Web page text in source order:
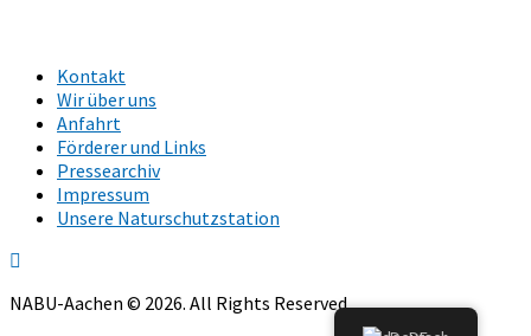
Kontakt
Wir über uns
Anfahrt
Förderer und Links
Pressearchiv
Impressum
Unsere Naturschutzstation
NABU-Aachen © 2026. All Rights Reserved.